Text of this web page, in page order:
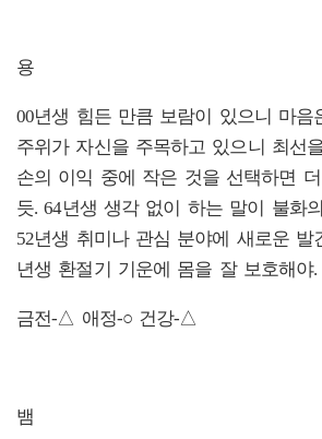
용
00년생 힘든 만큼 보람이 있으니 마음
주위가 자신을 주목하고 있으니 최선
손의 이익 중에 작은 것을 선택하면
듯. 64년생 생각 없이 하는 말이 불화
52년생 취미나 관심 분야에 새로운 발
년생 환절기 기운에 몸을 잘 보호해야.
금전-△ 애정-○ 건강-△
뱀